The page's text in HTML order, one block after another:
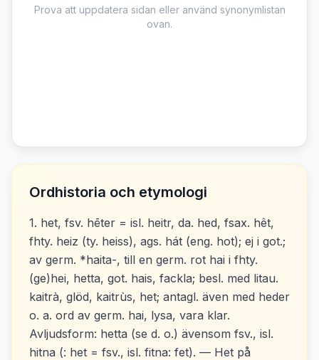
Prova att uppdatera sidan eller använd synonymlistan
ovan.
Ordhistoria och etymologi
1. het, fsv. hēter = isl. heitr, da. hed, fsax. hêt,
fhty. heiz (ty. heiss), ags. hát (eng. hot); ej i got.;
av germ. *haita-, till en germ. rot hai i fhty.
(ge)hei, hetta, got. hais, fackla; besl. med litau.
kaitrà, glöd, kaitrùs, het; antagl. även med heder
o. a. ord av germ. hai, lysa, vara klar.
Avljudsform: hetta (se d. o.) ävensom fsv., isl.
hitna (: het = fsv., isl. fitna: fet). — Het på